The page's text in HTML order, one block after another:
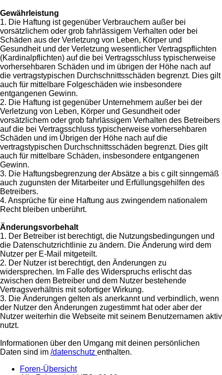
Gewährleistung
1. Die Haftung ist gegenüber Verbrauchern außer bei
vorsätzlichem oder grob fahrlässigem Verhalten oder bei
Schäden aus der Verletzung von Leben, Körper und
Gesundheit und der Verletzung wesentlicher Vertragspflichten
(Kardinalpflichten) auf die bei Vertragsschluss typischerweise
vorhersehbaren Schäden und im übrigen der Höhe nach auf
die vertragstypischen Durchschnittsschäden begrenzt. Dies gilt
auch für mittelbare Folgeschäden wie insbesondere
entgangenen Gewinn.
2. Die Haftung ist gegenüber Unternehmern außer bei der
Verletzung von Leben, Körper und Gesundheit oder
vorsätzlichem oder grob fahrlässigem Verhalten des Betreibers
auf die bei Vertragsschluss typischerweise vorhersehbaren
Schäden und im Übrigen der Höhe nach auf die
vertragstypischen Durchschnittsschäden begrenzt. Dies gilt
auch für mittelbare Schäden, insbesondere entgangenen
Gewinn.
3. Die Haftungsbegrenzung der Absätze a bis c gilt sinngemäß
auch zugunsten der Mitarbeiter und Erfüllungsgehilfen des
Betreibers.
4. Ansprüche für eine Haftung aus zwingendem nationalem
Recht bleiben unberührt.
Änderungsvorbehalt
1. Der Betreiber ist berechtigt, die Nutzungsbedingungen und
die Datenschutzrichtlinie zu ändern. Die Änderung wird dem
Nutzer per E-Mail mitgeteilt.
2. Der Nutzer ist berechtigt, den Änderungen zu
widersprechen. Im Falle des Widerspruchs erlischt das
zwischen dem Betreiber und dem Nutzer bestehende
Vertragsverhältnis mit sofortiger Wirkung.
3. Die Änderungen gelten als anerkannt und verbindlich, wenn
der Nutzer den Änderungen zugestimmt hat oder aber der
Nutzer weiterhin die Webseite mit seinem Benutzernamen aktiv
nutzt.
Informationen über den Umgang mit deinen persönlichen
Daten sind im /datenschutz enthalten.
Foren-Übersicht